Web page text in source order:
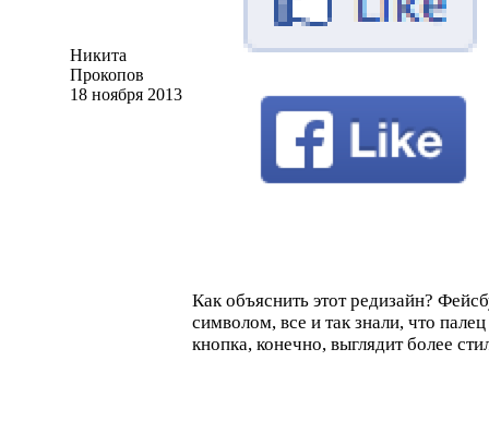
Никита
Прокопов
18 ноября 2013
Как объяснить этот редизайн?
символом, все и так знали, что
кнопка, конечно, выглядит более